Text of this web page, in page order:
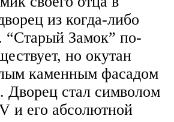
из когда-либо
“Старый Замок” по-
но окутан
каменным фасадом
Дворец стал символом
и его абсолютной